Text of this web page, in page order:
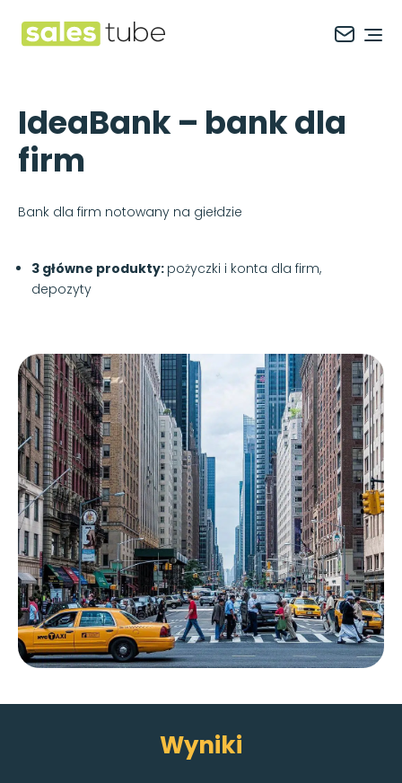
Salestube
IdeaBank – bank dla
firm
Bank dla firm notowany na giełdzie
3 główne produkty: pożyczki i konta dla firm,
depozyty
Wyniki